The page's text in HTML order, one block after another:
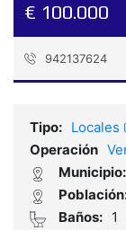
€ 100.000
942137624
Tipo: Locales
Operación
Municipio:
Baños: 1